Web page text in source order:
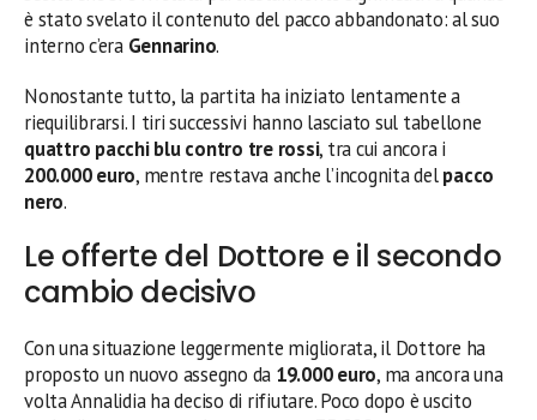
è stato svelato il contenuto del pacco abbandonato: al suo
interno c’era Gennarino.
Nonostante tutto, la partita ha iniziato lentamente a
riequilibrarsi. I tiri successivi hanno lasciato sul tabellone
quattro pacchi blu contro tre rossi, tra cui ancora i
200.000 euro, mentre restava anche l’incognita delpacco
nero.
Le offerte del Dottore e il secondo
cambio decisivo
Con una situazione leggermente migliorata, il Dottore ha
proposto un nuovo assegno da 19.000 euro, ma ancora una
volta Annalidia ha deciso di rifiutare. Poco dopo è uscito